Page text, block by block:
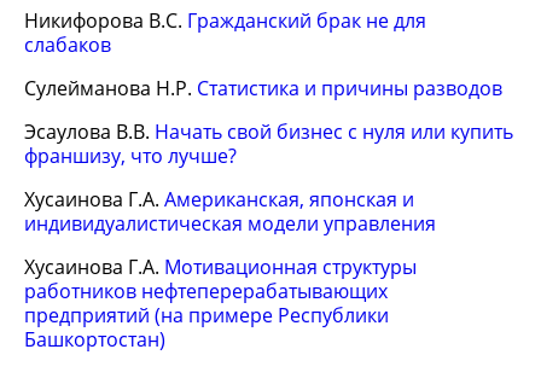
Никифорова В.С. Гражданский брак не для
слабаков
Сулейманова Н.Р. Статистика и причины разводов
Эсаулова В.В. Начать свой бизнес с нуля или купить
франшизу, что лучше?
Хусаинова Г.А. Американская, японская и
индивидуалистическая модели управления
Хусаинова Г.А. Мотивационная структуры
работников нефтеперерабатывающих
предприятий (на примере Республики
Башкортостан)